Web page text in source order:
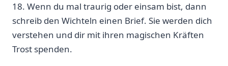
18. Wenn du mal traurig oder einsam bist, dann
schreib den Wichteln einen Brief. Sie werden dich
verstehen und dir mit ihren magischen Kräften
Trost spenden.